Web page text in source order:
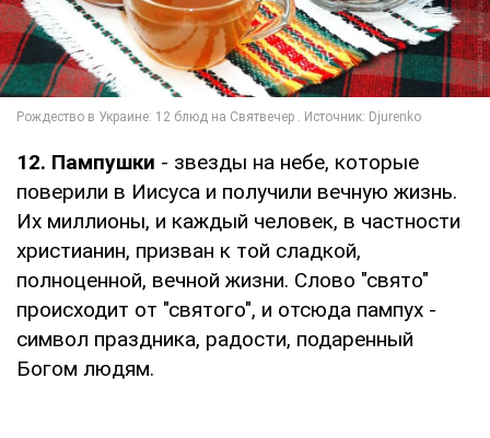
12. Пампушки - звезды на небе, которые
поверили в Иисуса и получили вечную жизнь.
Их миллионы, и каждый человек, в частности
христианин, призван к той сладкой,
полноценной, вечной жизни. Слово "свято"
происходит от "святого", и отсюда пампух -
символ праздника, радости, подаренный
Богом людям.